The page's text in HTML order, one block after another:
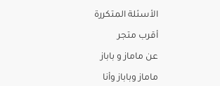
الأسئلة المتكررة
أقرب متجر
عن ماماز و باباز
ماماز وباباز وأنا